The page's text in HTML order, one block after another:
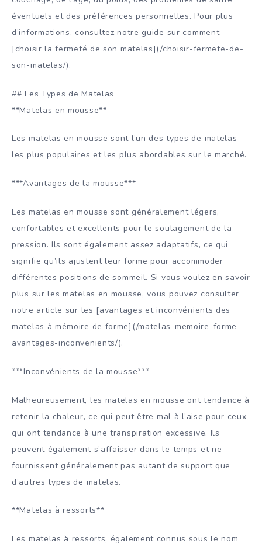
éventuels et des préférences personnelles. Pour plus
d’informations, consultez notre guide sur comment
[choisir la fermeté de son matelas](/choisir-fermete-de-
son-matelas/).
## Les Types de Matelas
**Matelas en mousse**
Les matelas en mousse sont l’un des types de matelas
les plus populaires et les plus abordables sur le marché.
***Avantages de la mousse***
Les matelas en mousse sont généralement légers,
confortables et excellents pour le soulagement de la
pression. Ils sont également assez adaptatifs, ce qui
signifie qu’ils ajustent leur forme pour accommoder
différentes positions de sommeil. Si vous voulez en savoir
plus sur les matelas en mousse, vous pouvez consulter
notre article sur les [avantages et inconvénients des
matelas à mémoire de forme](/matelas-memoire-forme-
avantages-inconvenients/).
***Inconvénients de la mousse***
Malheureusement, les matelas en mousse ont tendance à
retenir la chaleur, ce qui peut être mal à l’aise pour ceux
qui ont tendance à une transpiration excessive. Ils
peuvent également s’affaisser dans le temps et ne
fournissent généralement pas autant de support que
d’autres types de matelas.
**Matelas à ressorts**
Les matelas à ressorts, également connus sous le nom